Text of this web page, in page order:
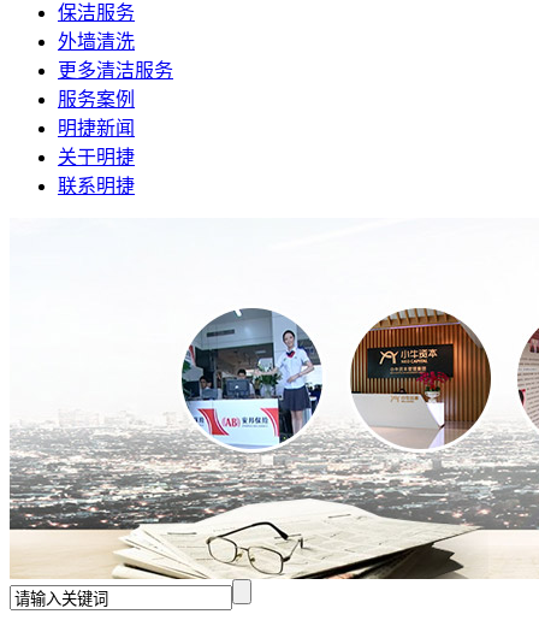
保洁服务
外墙清洗
更多清洁服务
服务案例
明捷新闻
关于明捷
联系明捷